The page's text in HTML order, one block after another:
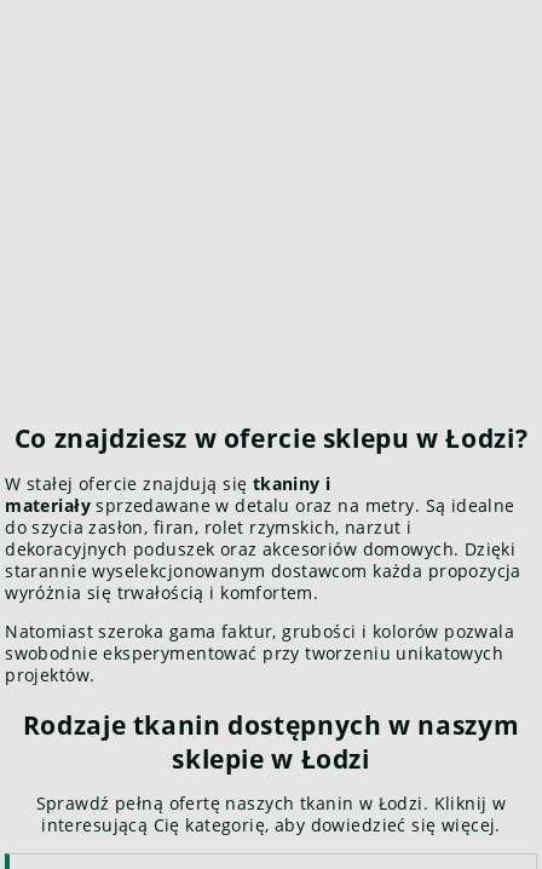
Co znajdziesz w ofercie sklepu w Łodzi?
W stałej ofercie znajdują się tkaniny i
materiałysprzedawane w detalu oraz na metry. Są idealne
do szycia zasłon, firan, rolet rzymskich, narzut i
dekoracyjnych poduszek oraz akcesoriów domowych. Dzięki
starannie wyselekcjonowanym dostawcom każda propozycja
wyróżnia się trwałością i komfortem.
Natomiast szeroka gama faktur, grubości i kolorów pozwala
swobodnie eksperymentować przy tworzeniu unikatowych
projektów.
Rodzaje tkanin dostępnych w naszym
sklepie w Łodzi
Sprawdź pełną ofertę naszych tkanin w Łodzi. Kliknij w
interesującą Cię kategorię, aby dowiedzieć się więcej.